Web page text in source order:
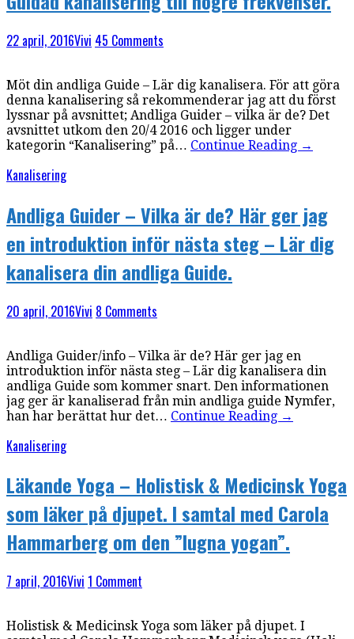
22 april, 2016Vivi 45 Comments
Möt din andliga Guide – Lär dig kanalisera. För att göra
denna kanalisering så rekommenderar jag att du först
lyssnar på avsnittet; Andliga Guider – vilka är de? Det
avsnittet utkom den 20/4 2016 och ligger under
kategorin “Kanalisering” på… Continue Reading →
Kanalisering
Andliga Guider – Vilka är de? Här ger jag
en introduktion inför nästa steg – Lär dig
kanalisera din andliga Guide.
20 april, 2016Vivi 8 Comments
Andliga Guider/info – Vilka är de? Här ger jag en
introduktion inför nästa steg – Lär dig kanalisera din
andliga Guide som kommer snart. Den informationen
jag ger är kanaliserad från min andliga guide Nymfer,
han har berättat hur det… Continue Reading →
Kanalisering
Läkande Yoga – Holistisk & Medicinsk Yoga
som läker på djupet. I samtal med Carola
Hammarberg om den ”lugna yogan”.
7 april, 2016Vivi 1 Comment
Holistisk & Medicinsk Yoga som läker på djupet. I